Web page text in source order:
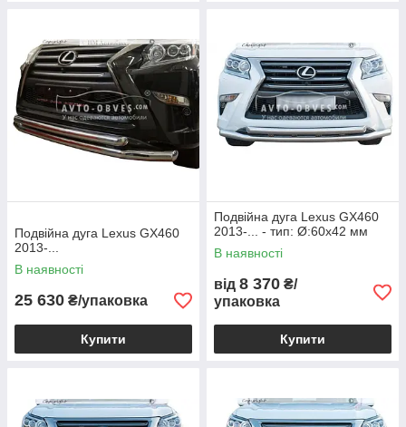
Подвійна дуга Lexus GX460
2013-...
В наявності
25 630 ₴/упаковка
Купити
Подвійна дуга Lexus GX460
2013-... - тип: Ø:60х42 мм
В наявності
від 8 370 ₴/
упаковка
Купити